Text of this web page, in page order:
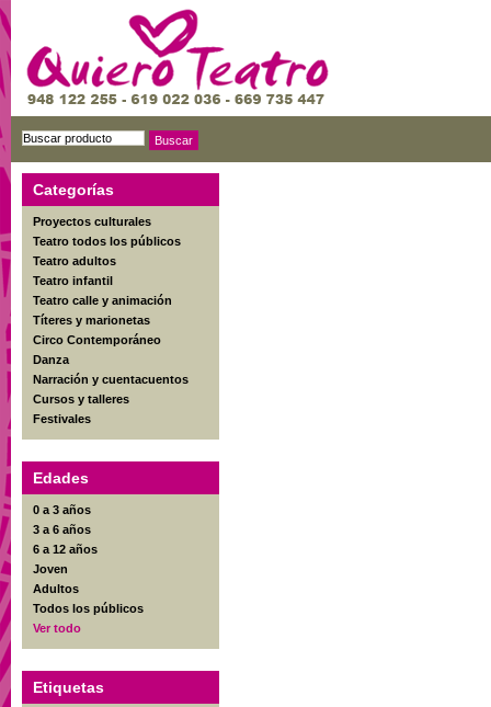
Categorías
Proyectos culturales
Teatro todos los públicos
Teatro adultos
Teatro infantil
Teatro calle y animación
Títeres y marionetas
Circo Contemporáneo
Danza
Narración y cuentacuentos
Cursos y talleres
Festivales
Edades
0 a 3 años
3 a 6 años
6 a 12 años
Joven
Adultos
Todos los públicos
Ver todo
Etiquetas